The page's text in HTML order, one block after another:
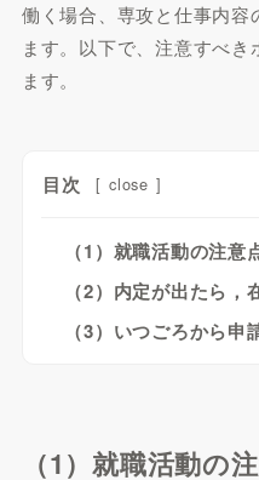
働く場合、専攻と仕事内
ます。以下で、注意すべ
ます。
目次 [ close ]
（1）就職活動の注意
（2）内定が出たら，
（3）いつごろから申
（1）就職活動の